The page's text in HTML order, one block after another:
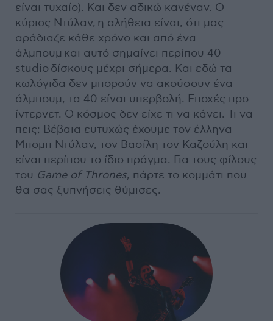
είναι τυχαίο). Και δεν αδικώ κανέναν. O
κύριος Ντύλαν, η αλήθεια είναι, ότι μας
αράδιαζε κάθε χρόνο και από ένα
άλμπουμ και αυτό σημαίνει περίπου 40
studio δίσκους μέχρι σήμερα. Και εδώ τα
κωλόγιδα δεν μπορούν να ακούσουν ένα
άλμπουμ, τα 40 είναι υπερβολή. Εποχές προ-
ίντερνετ. Ο κόσμος δεν είχε τι να κάνει. Τι να
πεις; Βέβαια ευτυχώς έχουμε τον έλληνα
Μπομπ Ντύλαν, τον Βασίλη τον Καζούλη και
είναι περίπου το ίδιο πράγμα. Για τους φίλους
του Game of Thrones, πάρτε το κομμάτι που
θα σας ξυπνήσεις θύμισες.